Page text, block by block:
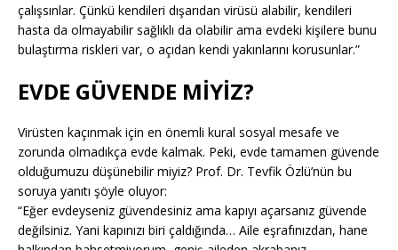
çalışsınlar. Çünkü kendileri dışarıdan virüsü alabilir, kendileri
hasta da olmayabilir sağlıklı da olabilir ama evdeki kişilere bunu
bulaştırma riskleri var, o açıdan kendi yakınlarını korusunlar.”
EVDE GÜVENDE MİYİZ?
Virüsten kaçınmak için en önemli kural sosyal mesafe ve
zorunda olmadıkça evde kalmak. Peki, evde tamamen güvende
olduğumuzu düşünebilir miyiz? Prof. Dr. Tevfik Özlü’nün bu
soruya yanıtı şöyle oluyor:
“Eğer evdeyseniz güvendesiniz ama kapıyı açarsanız güvende
değilsiniz. Yani kapınızı biri çaldığında… Aile eşrafınızdan, hane